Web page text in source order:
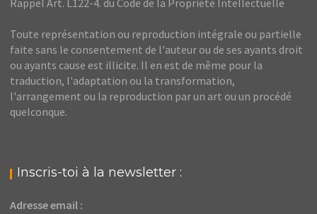
Rappel Art. L122-4. du Code de la Propriété Intellectuelle
Toute représentation ou reproduction intégrale ou partielle
faite sans le consentement de l'auteur ou de ses ayants droit
ou ayants cause est illicite. Il en est de même pour la
traduction, l'adaptation ou la transformation,
l'arrangement ou la reproduction par un art ou un procédé
quelconque.
Inscris-toi à la newsletter :
Adresse email :